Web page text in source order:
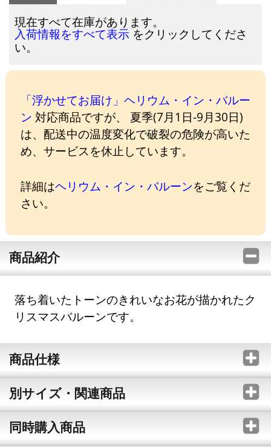
現在すべて在庫があります。
入荷情報をすべて表示 をクリックしてくださ
い。
「浮かせてお届け」ヘリウム・イン・バルー
ン 対応商品ですが、 夏季(7月1日-9月30日)
は、配送中の温度変化で破裂の危険が高いた
め、サービスを休止しています。
詳細はヘリウム・イン・バルーンをご覧くだ
さい。
商品紹介
落ち着いたトーンのきれいなお花が描かれたク
リスマスバルーンです。
商品仕様
別サイズ・関連商品
同時購入商品